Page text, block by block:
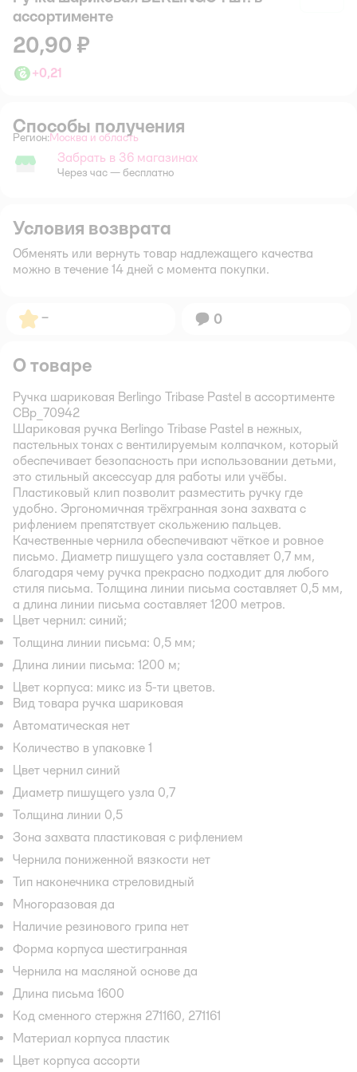
ассортименте
20,90 ₽
+0,21
Способы получения
Регион: Выбор адреса доставки.
Москва и область
Забрать в магазине
Забрать в 36 магазинах
Через час — бесплатно
Условия возврата
Обменять или вернуть товар надлежащего качества
можно в течение 14 дней с момента покупки.
Рейтинг:
– Вопросов:
0
О товаре
Ручка шариковая Berlingo Tribase Pastel в ассортименте
CBp_70942
Шариковая ручка Berlingo Tribase Pastel в нежных,
пастельных тонах с вентилируемым колпачком, который
обеспечивает безопасность при использовании детьми,
это стильный аксессуар для работы или учёбы.
Пластиковый клип позволит разместить ручку где
удобно. Эргономичная трёхгранная зона захвата с
рифлением препятствует скольжению пальцев.
Качественные чернила обеспечивают чёткое и ровное
письмо. Диаметр пишущего узла составляет 0,7 мм,
благодаря чему ручка прекрасно подходит для любого
стиля письма. Толщина линии письма составляет 0,5 мм,
а длина линии письма составляет 1200 метров.
Цвет чернил: синий;
Толщина линии письма: 0,5 мм;
Длина линии письма: 1200 м;
Цвет корпуса: микс из 5-ти цветов.
Вид товара ручка шариковая
Автоматическая нет
Количество в упаковке 1
Цвет чернил синий
Диаметр пишущего узла 0,7
Толщина линии 0,5
Зона захвата пластиковая с рифлением
Чернила пониженной вязкости нет
Тип наконечника стреловидный
Многоразовая да
Наличие резинового грипа нет
Форма корпуса шестигранная
Чернила на масляной основе да
Длина письма 1600
Код сменного стержня 271160, 271161
Материал корпуса пластик
Цвет корпуса ассорти